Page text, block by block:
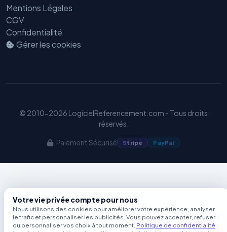
Mentions Légales
CGV
Confidentialité
Gérer les cookies
© 2010-2026 LogicielReferencement.com - Tous droits
réservés.
Paiement Sécurisé Stripe PayPal
Votre vie privée compte pour nous
Nous utilisons des cookies pour améliorer votre expérience, analyser
le trafic et personnaliser les publicités. Vous pouvez accepter, refuser
ou personnaliser vos choix à tout moment. Politique de confidentialité